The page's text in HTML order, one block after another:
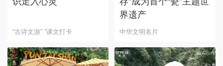
“古诗文游” “课文打卡
界遗产
中华文明名片